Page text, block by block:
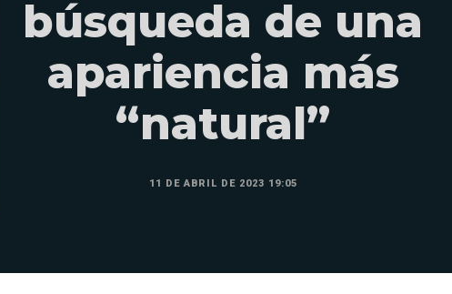
búsqueda de una
apariencia más
“natural”
11 DE ABRIL DE 2023 19:05